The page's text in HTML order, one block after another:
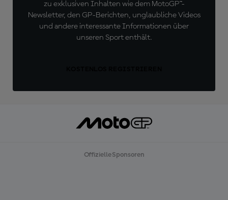
zu exklusiven Inhalten wie dem MotoGP™-
Newsletter, den GP-Berichten, unglaubliche Videos
und andere interessante Informationen über
unseren Sport enthält.
Offizielle Sponsoren